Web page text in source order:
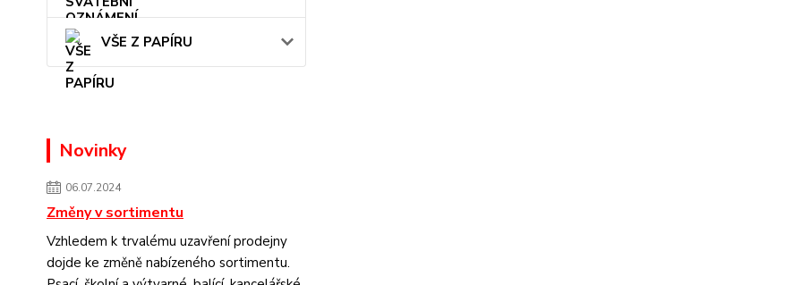
VŠE Z PAPÍRU
Novinky
06.07.2024
Změny v sortimentu
Vzhledem k trvalému uzavření prodejny
dojde ke změně nabízeného sortimentu.